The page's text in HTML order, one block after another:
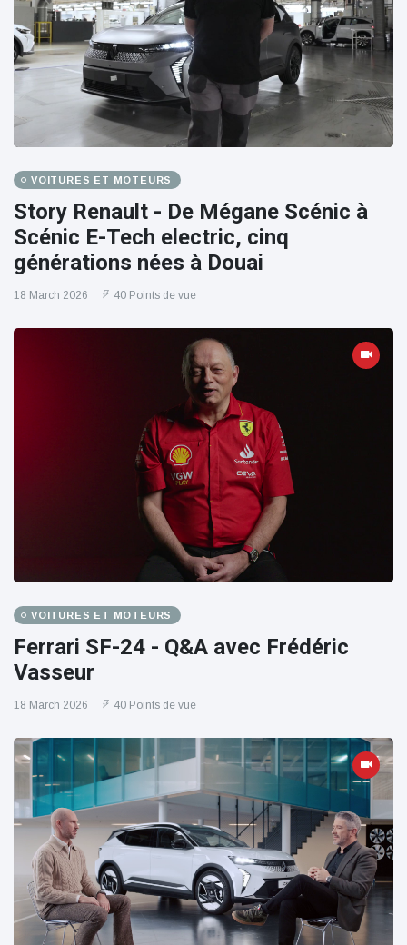
VOITURES ET MOTEURS
Story Renault - De Mégane Scénic à
Scénic E-Tech electric, cinq
générations nées à Douai
18 March 2026 40 Points de vue
VOITURES ET MOTEURS
Ferrari SF-24 - Q&A avec Frédéric
Vasseur
18 March 2026 40 Points de vue